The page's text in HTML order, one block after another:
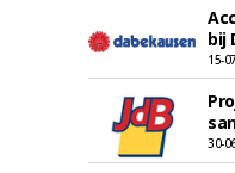
bij
15-
30-